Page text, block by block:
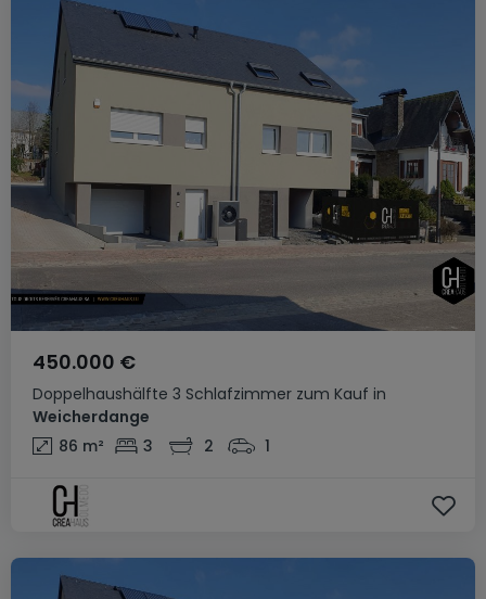
Doppelhaushälfte 3 Schlafzimmer zum Kauf in
Weicherdange
450.000 €
86 m² 3 2 1